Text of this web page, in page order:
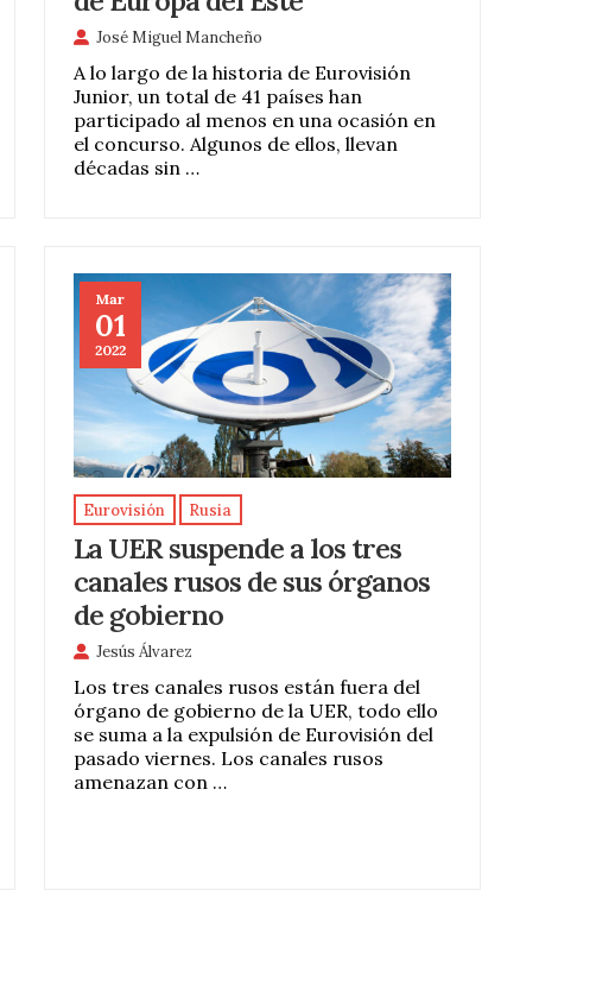
José Miguel Mancheño
A lo largo de la historia de Eurovisión
Junior, un total de 41 países han
participado al menos en una ocasión en
el concurso. Algunos de ellos, llevan
décadas sin …
Mar
01
2022
Eurovisión Rusia
La UER suspende a los tres
canales rusos de sus órganos
de gobierno
Jesús Álvarez
Los tres canales rusos están fuera del
órgano de gobierno de la UER, todo ello
se suma a la expulsión de Eurovisión del
pasado viernes. Los canales rusos
amenazan con …